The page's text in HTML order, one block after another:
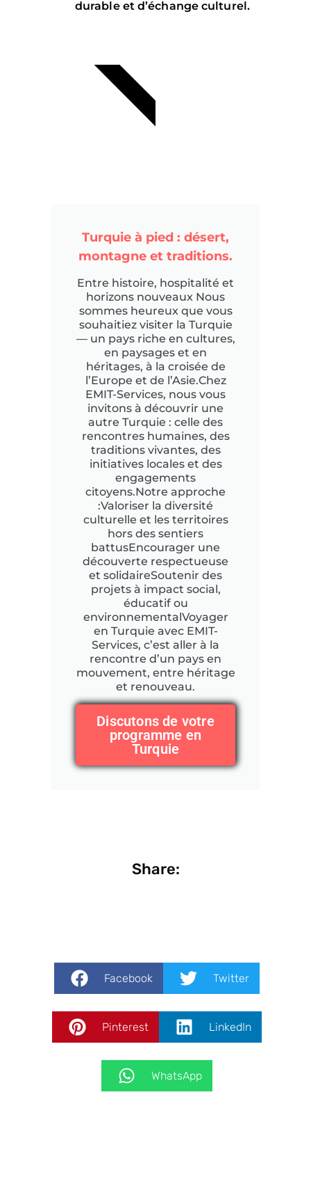
durable et d’échange culturel.
Turquie à pied : désert,
montagne et traditions.
Entre histoire, hospitalité et
horizons nouveaux Nous
sommes heureux que vous
souhaitiez visiter la Turquie
— un pays riche en cultures,
en paysages et en
héritages, à la croisée de
l’Europe et de l’Asie.Chez
EMIT-Services, nous vous
invitons à découvrir une
autre Turquie : celle des
rencontres humaines, des
traditions vivantes, des
initiatives locales et des
engagements
citoyens.Notre approche
:Valoriser la diversité
culturelle et les territoires
hors des sentiers
battusEncourager une
découverte respectueuse
et solidaireSoutenir des
projets à impact social,
éducatif ou
environnementalVoyager
en Turquie avec EMIT-
Services, c’est aller à la
rencontre d’un pays en
mouvement, entre héritage
et renouveau.
Discutons de votre
programme en
Turquie
SOLIDAIRE
Share:
Facebook Twitter
Pinterest LinkedIn
WhatsApp